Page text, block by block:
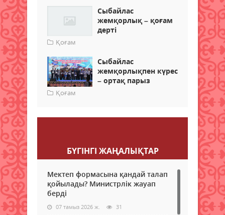
Сыбайлас
жемқорлық – қоғам
дерті
Қоғам
Сыбайлас
жемқорлықпен күрес
– ортақ парыз
Қоғам
БҮГІНГI ЖАҢАЛЫҚТАР
Мектеп формасына қандай талап
қойылады? Министрлік жауап
берді
07 тамыз 2026 ж. 31